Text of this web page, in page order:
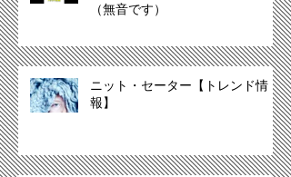
（無音です）
ニット・セーター【トレンド情
報】